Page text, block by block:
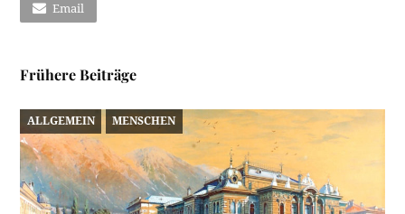
Email
Frühere Beiträge
ALLGEMEIN MENSCHEN